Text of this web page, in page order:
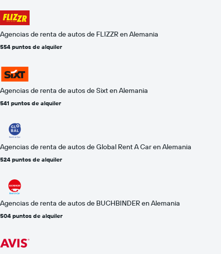
Agencias de renta de autos de FLIZZR en Alemania
554 puntos de alquiler
Agencias de renta de autos de Sixt en Alemania
541 puntos de alquiler
Agencias de renta de autos de Global Rent A Car en Alemania
524 puntos de alquiler
Agencias de renta de autos de BUCHBINDER en Alemania
504 puntos de alquiler